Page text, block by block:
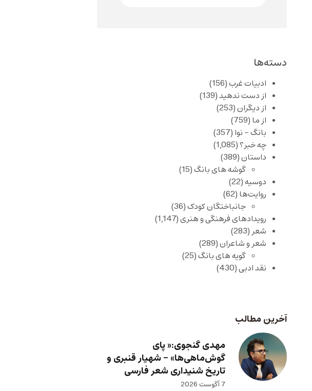
دسته‌ها
ادبیات غرب(156)
از دست ندهید(139)
از دیگران(253)
از ما (759)
بانگ – نوا (357)
چه خبر؟(1,085)
داستان(389)
گوشه های بانگ(15)
دوسیه(22)
روایت‌ها (62)
جانباختگان کودک(36)
رویدادهای فرهنگی و هنری(1,147)
شعر(283)
شعر و شاعران(289)
گویه های بانگ(25)
نقد ادبی(430)
آخرین مطالب
مهدی گنجوی:« پای
گوش‌ماهی‌ها» – شهیار قنبری و
تاریخ شنیداری شعر فارسی
7 آگوست 2026